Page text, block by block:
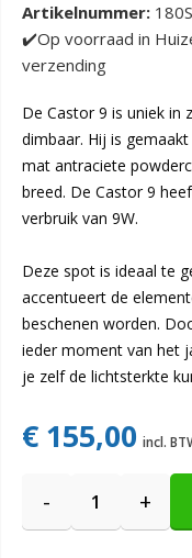
Artikelnummer: 180S
✔️Op voorraad in
verzending
De Castor 9 is uniek in
dimbaar. Hij is
mat antraciete
breed. De Castor 9
verbruik van 9W.
Deze spot is ideaal te
accentueert de
beschenen worden.
ieder moment van het
€ 155,00
- +